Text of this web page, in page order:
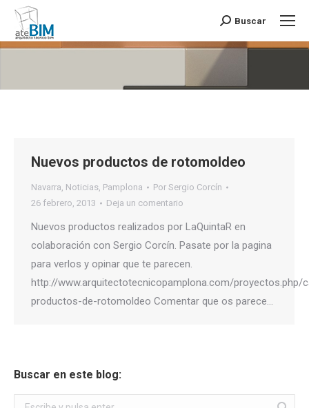
Buscar:
Buscar
Nuevos productos de rotomoldeo
Navarra, Noticias, Pamplona Por Sergio Corcín
26 febrero, 2013
Deja un comentario
Nuevos productos realizados por LaQuintaR en
colaboración con Sergio Corcín. Pasate por la pagina
para verlos y opinar que te parecen.
http://www.arquitectotecnicopamplona.com/proyectos.php/
productos-de-rotomoldeo Comentar que os parece…
Buscar en este blog:
Buscar: